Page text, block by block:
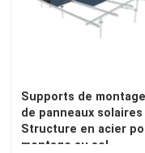
Gouttières de toit
Chemin de câbles
Plaque d'acier
Supports de montage
de panneaux solaires
Structure en acier
montage au sol